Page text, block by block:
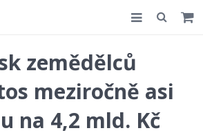
zemědělců
meziročně asi
na 4,2 mld. Kč